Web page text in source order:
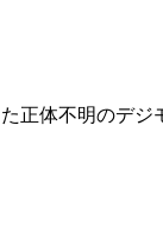
正体不明のデ